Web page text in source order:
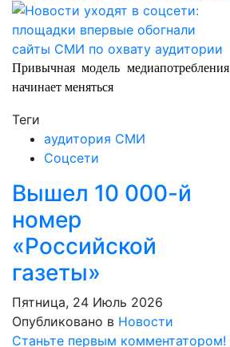
Привычная модель медиапотребления
начинает меняться
Теги
аудитория СМИ
Соцсети
Вышел 10 000-й
номер
«Российской
газеты»
Пятница, 24 Июль 2026
Опубликовано в Новости
Станьте первым комментатором!